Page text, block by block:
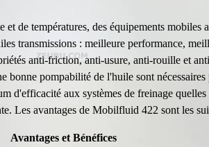
de températures, des équipements mobiles
transmissions : meilleure performance,
anti-friction, anti-usure, anti-rouille et
bonne pompabilité de l'huile sont nécessaires
d'efficacité aux systèmes de freinage quelles
Les avantages de Mobilfluid 422 sont les
Avantages et Bénéfices